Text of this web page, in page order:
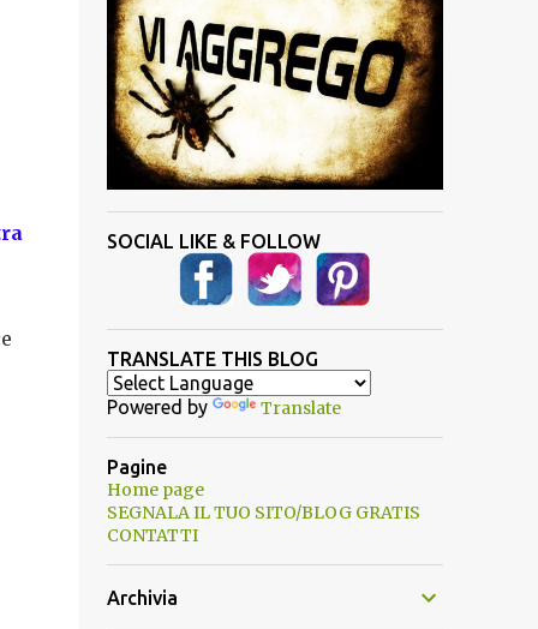
SOCIAL LIKE & FOLLOW
TRANSLATE THIS BLOG
Powered by Translate
Pagine
Home page
SEGNALA IL TUO SITO/BLOG GRATIS
CONTATTI
Archivia